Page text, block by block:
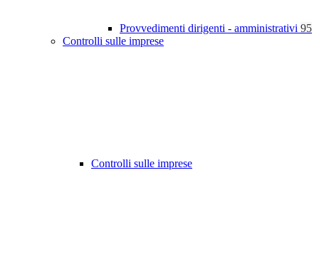
Provvedimenti dirigenti - amministrativi 95
Controlli sulle imprese
Controlli sulle imprese